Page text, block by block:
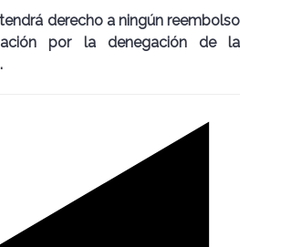
derecho a ningún reembolso
por la denegación de la